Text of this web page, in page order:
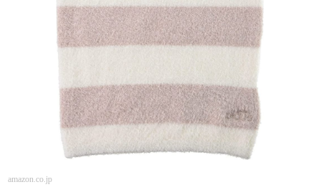
amazon.co.jp